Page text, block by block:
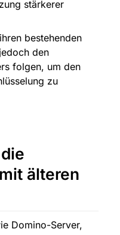
stärkerer
bestehenden
den
folgen, um den
zu
älteren
Domino-Server,